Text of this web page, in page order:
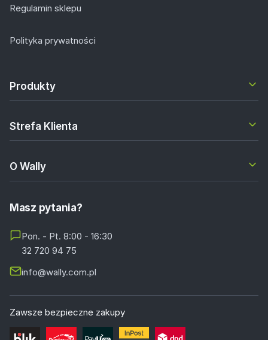
Regulamin sklepu
Polityka prywatności
Produkty
Strefa Klienta
O Wally
Masz pytania?
Pon. - Pt. 8:00 - 16:30
32 720 94 75
info@wally.com.pl
Zawsze bezpieczne zakupy